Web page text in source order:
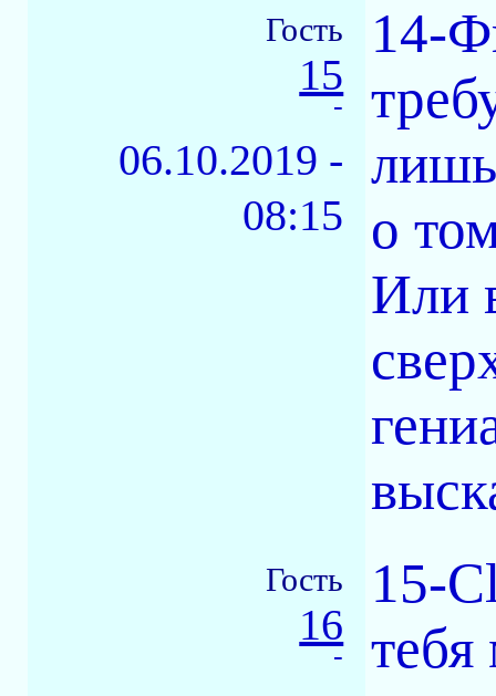
Гость
15
-
06.10.2019 -
08:15
14-
о
Или
Гость
16
-
15-